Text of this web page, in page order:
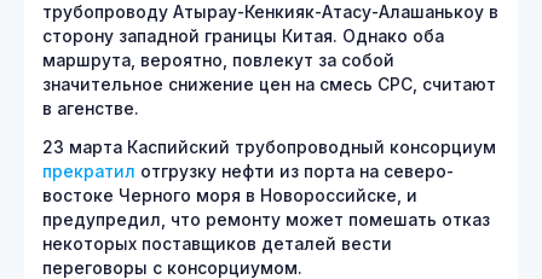
трубопроводу Атырау-Кенкияк-Атасу-Алашанькоу в
сторону западной границы Китая. Однако оба
маршрута, вероятно, повлекут за собой
значительное снижение цен на смесь CPC, считают
в агенстве.
23 марта Каспийский трубопроводный консорциум
прекратил отгрузку нефти из порта на северо-
востоке Черного моря в Новороссийске, и
предупредил, что ремонту может помешать отказ
некоторых поставщиков деталей вести
переговоры с консорциумом.